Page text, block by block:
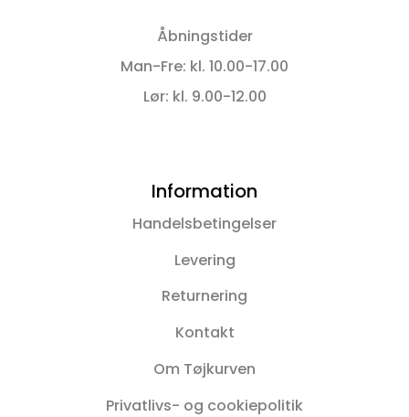
Åbningstider
Man-Fre: kl. 10.00-17.00
Lør: kl. 9.00-12.00
Information
Handelsbetingelser
Levering
Returnering
Kontakt
Om Tøjkurven
Privatlivs- og cookiepolitik